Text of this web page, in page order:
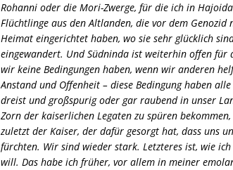
Rohanni oder die Mori-Zwerge, für die ich in
Flüchtlinge aus den Altlanden, die vor dem
Heimat eingerichtet haben, wo sie sehr glücklich
eingewandert. Und Südninda ist weiterhin offen für
wir keine Bedingungen haben, wenn wir anderen
Anstand und Offenheit – diese Bedingung haben
dreist und großspurig oder gar raubend in unser
Zorn der kaiserlichen Legaten zu spüren
zuletzt der Kaiser, der dafür gesorgt hat, dass uns
fürchten. Wir sind wieder stark. Letzteres ist, wie
will. Das habe ich früher, vor allem in meiner